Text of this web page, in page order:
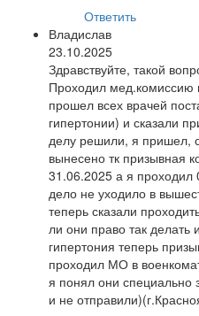
Ответить
Владислав
23.10.2025
Здравствуйте, такой
Проходил мед.комиссию
прошел всех врачей
гипертонии) и сказали
делу решили, я пришел,
вынесено тк призывная
31.06.2025 а я проходил
дело не уходило в
теперь сказали
ли они право так делать
гипертония теперь
проходил МО в
я понял они специально
и не